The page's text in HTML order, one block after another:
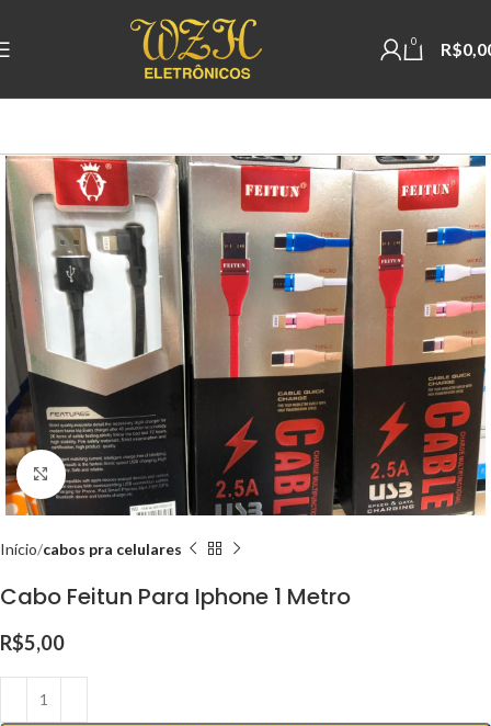
0 R$
Clique para ampliar
Início cabos pra celulares
Cabo Feitun Para Iphone 1 Metro
R$5,00